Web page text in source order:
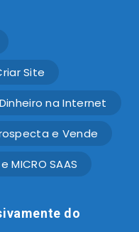
Site
na Internet
e Vende
MICRO SAAS
do